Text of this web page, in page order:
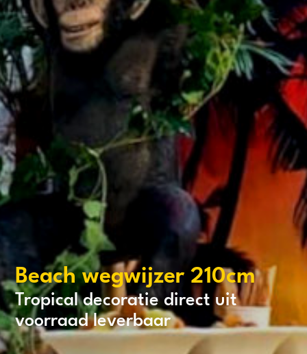
Beach wegwijzer 210cm
Tropical decoratie direct uit
voorraad leverbaar